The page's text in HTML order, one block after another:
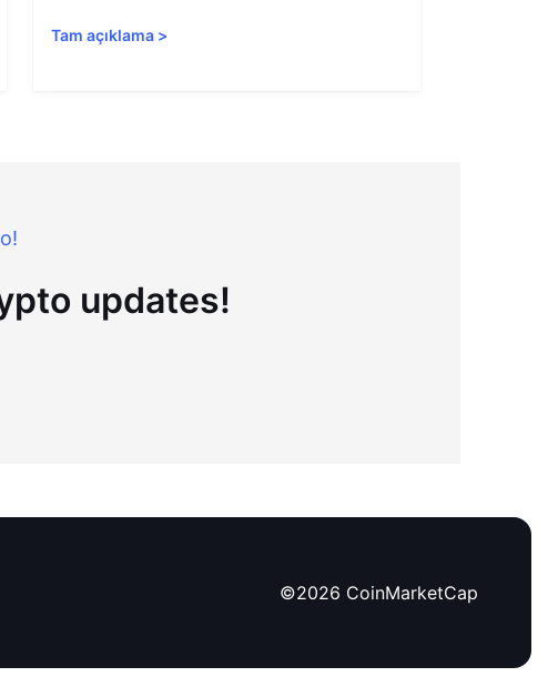
Tam açıklama>
updates!
©2026 CoinMarketCap